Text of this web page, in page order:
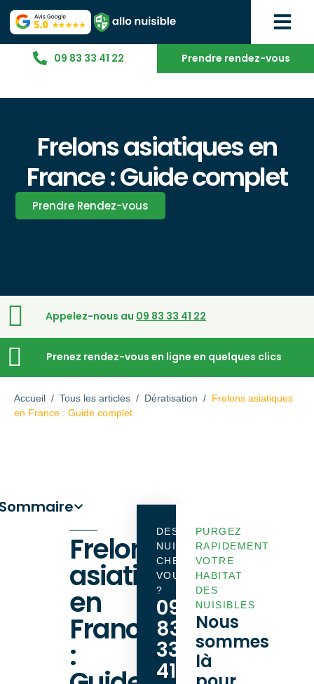
09 83 33 41 22 Prendre rendez-vous
Frelons asiatiques en
France : Guide complet
Prendre Rendez-vous
Appelez-nous au 09 83 33 41 22
Prenez rendez-vous en ligne en quelques clics
Accueil / Tous les articles / Dératisation / Frelons asiatiques
en France : Guide complet
Frelons
asiatiques
en
France
:
DES
NUISIBLES
CHEZ
VOUS
?
09
83
33
41
PURGEZ
RAPIDEMENT
VOTRE
HABITAT
DES
NUISIBLES
Nous
sommes
là